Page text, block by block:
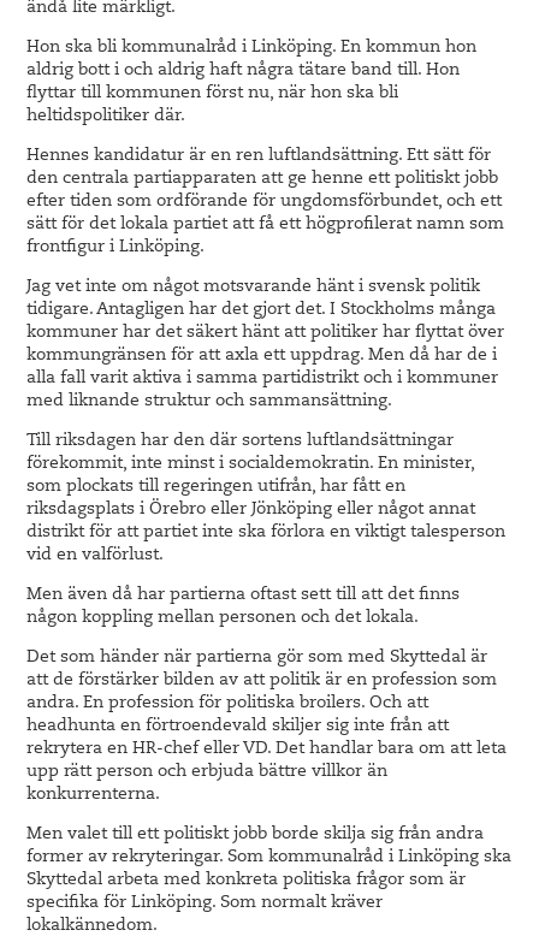
ändå lite märkligt.
Hon ska bli kommunalråd i Linköping. En kommun hon
aldrig bott i och aldrig haft några tätare band till. Hon
flyttar till kommunen först nu, när hon ska bli
heltidspolitiker där.
Hennes kandidatur är en ren luftlandsättning. Ett sätt för
den centrala partiapparaten att ge henne ett politiskt jobb
efter tiden som ordförande för ungdomsförbundet, och ett
sätt för det lokala partiet att få ett högprofilerat namn som
frontfigur i Linköping.
Jag vet inte om något motsvarande hänt i svensk politik
tidigare. Antagligen har det gjort det. I Stockholms många
kommuner har det säkert hänt att politiker har flyttat över
kommungränsen för att axla ett uppdrag. Men då har de i
alla fall varit aktiva i samma partidistrikt och i kommuner
med liknande struktur och sammansättning.
Till riksdagen har den där sortens luftlandsättningar
förekommit, inte minst i socialdemokratin. En minister,
som plockats till regeringen utifrån, har fått en
riksdagsplats i Örebro eller Jönköping eller något annat
distrikt för att partiet inte ska förlora en viktigt talesperson
vid en valförlust.
Men även då har partierna oftast sett till att det finns
någon koppling mellan personen och det lokala.
Det som händer när partierna gör som med Skyttedal är
att de förstärker bilden av att politik är en profession som
andra. En profession för politiska broilers. Och att
headhunta en förtroendevald skiljer sig inte från att
rekrytera en HR-chef eller VD. Det handlar bara om att leta
upp rätt person och erbjuda bättre villkor än
konkurrenterna.
Men valet till ett politiskt jobb borde skilja sig från andra
former av rekryteringar. Som kommunalråd i Linköping ska
Skyttedal arbeta med konkreta politiska frågor som är
specifika för Linköping. Som normalt kräver
lokalkännedom.